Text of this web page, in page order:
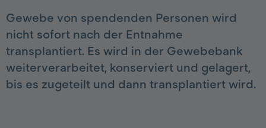
Gewebe von spendenden Personen wird
nicht sofort nach der Entnahme
transplantiert. Es wird in der Gewebebank
weiterverarbeitet, konserviert und gelagert,
bis es zugeteilt und dann transplantiert wird.